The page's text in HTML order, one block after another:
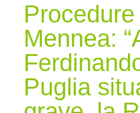
Mennea:
Puglia